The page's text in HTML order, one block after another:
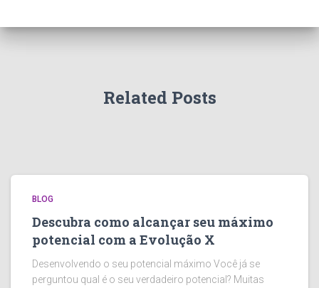
Related Posts
BLOG
Descubra como alcançar seu máximo
potencial com a Evolução X
Desenvolvendo o seu potencial máximo Você já se
perguntou qual é o seu verdadeiro potencial? Muitas